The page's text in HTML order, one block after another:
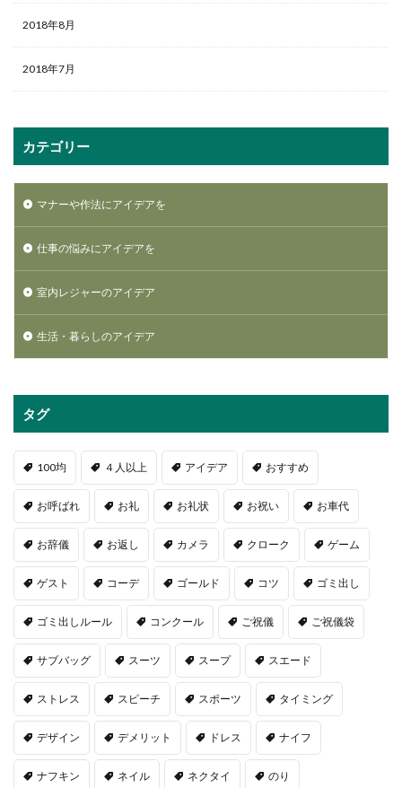
2018年8月
2018年7月
カテゴリー
マナーや作法にアイデアを
仕事の悩みにアイデアを
室内レジャーのアイデア
生活・暮らしのアイデア
タグ
100均 ４人以上 アイデア おすすめ
お呼ばれ お礼 お礼状 お祝い お車代
お辞儀 お返し カメラ クローク ゲーム
ゲスト コーデ ゴールド コツ ゴミ出し
ゴミ出しルール コンクール ご祝儀 ご祝儀袋
サブバッグ スーツ スープ スエード
ストレス スピーチ スポーツ タイミング
デザイン デメリット ドレス ナイフ
ナフキン ネイル ネクタイ のり